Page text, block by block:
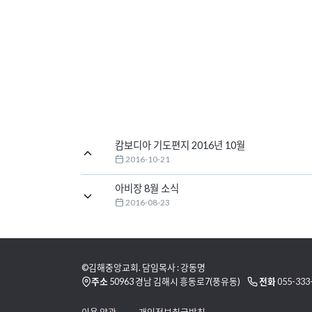
캄보디아 기도편지 2016년 10월
2016-10-21
아비장 8월 소식
2016-08-23
©김해중앙교회. 담임목사 : 강동명
주소50963 경남 김해시 흥동로7(풍유동) 전화055-